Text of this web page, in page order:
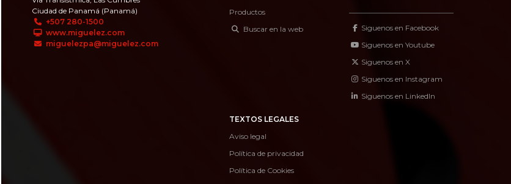
Ciudad de Panamá (Panamá)
+507 280-1500
www.miguelez.com
miguelezpa@miguelez.com
Productos
Buscar en la web
Siguenos en Facebook
Siguenos en Youtube
Siguenos en X
Siguenos en Instagram
Siguenos en LinkedIn
TEXTOS LEGALES
Aviso legal
Política de privacidad
Política de Cookies